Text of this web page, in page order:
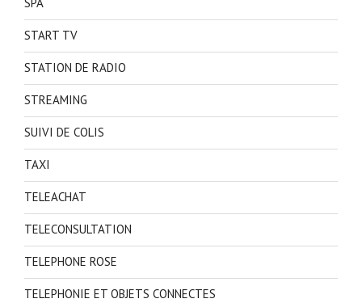
SPA
START TV
STATION DE RADIO
STREAMING
SUIVI DE COLIS
TAXI
TELEACHAT
TELECONSULTATION
TELEPHONE ROSE
TELEPHONIE ET OBJETS CONNECTES